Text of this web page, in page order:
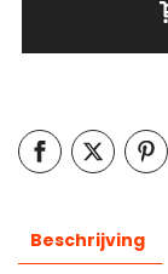
Beschrijving